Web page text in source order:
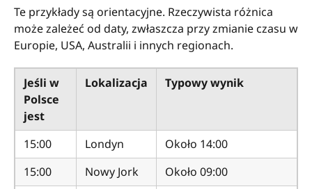
Te przykłady są orientacyjne. Rzeczywista różnica
może zależeć od daty, zwłaszcza przy zmianie czasu w
Europie, USA, Australii i innych regionach.
Jeśli w
Polsce
jest
Lokalizacja Typowy wynik
15:00 Londyn
Około 14:00
15:00
Nowy Jork
Około 09:00